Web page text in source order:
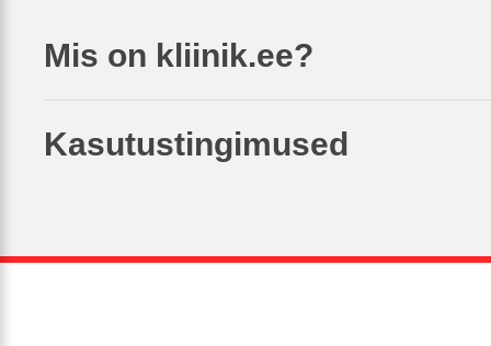
Mis on kliinik.ee?
Kasutustingimused